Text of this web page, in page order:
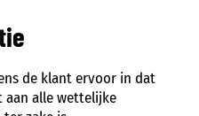
de klant ervoor in dat
alle wettelijke